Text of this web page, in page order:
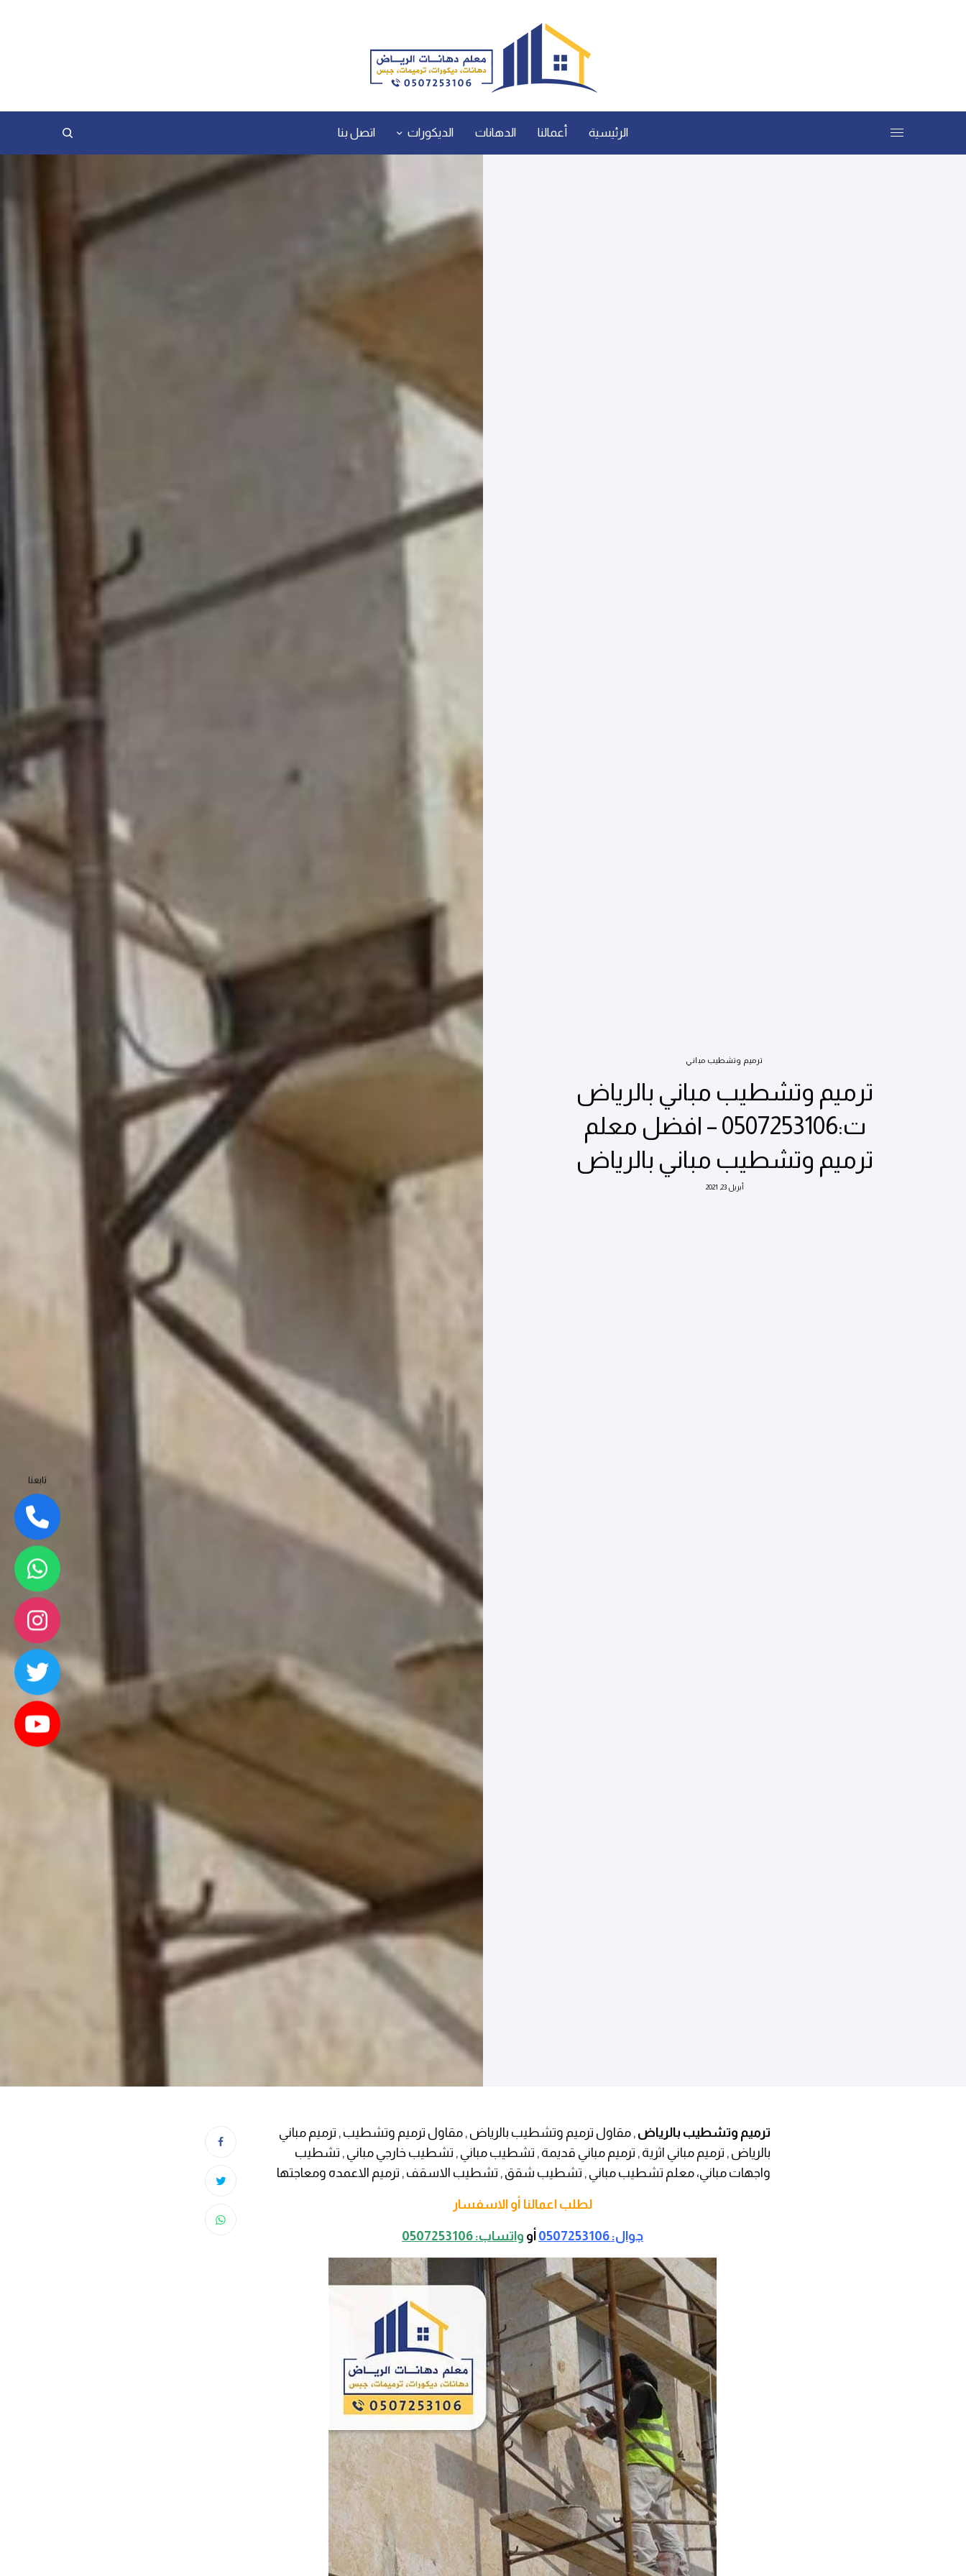
الرئيسية أعمالنا الدهانات الديكورات اتصل بنا
ترميم وتشطيب مباني
ترميم وتشطيب مباني بالرياض
ت:0507253106 – افضل معلم
ترميم وتشطيب مباني بالرياض
أبريل 23, 2021
ترميم وتشطيب بالرياض , مقاول ترميم وتشطيب بالرياض , مقاول ترميم وتشطيب , ترميم مباني
بالرياض , ترميم مباني اثرية , ترميم مباني قديمة , تشطيب مباني , تشطيب خارجي مباني , تشطيب
واجهات مباني، معلم تشطيب مباني , تشطيب شقق , تشطيب الاسقف , ترميم الاعمده ومعاجتها
لطلب اعمالنا أو الاسفسار
جوال: 0507253106 أو واتساب: 0507253106
تابعنا